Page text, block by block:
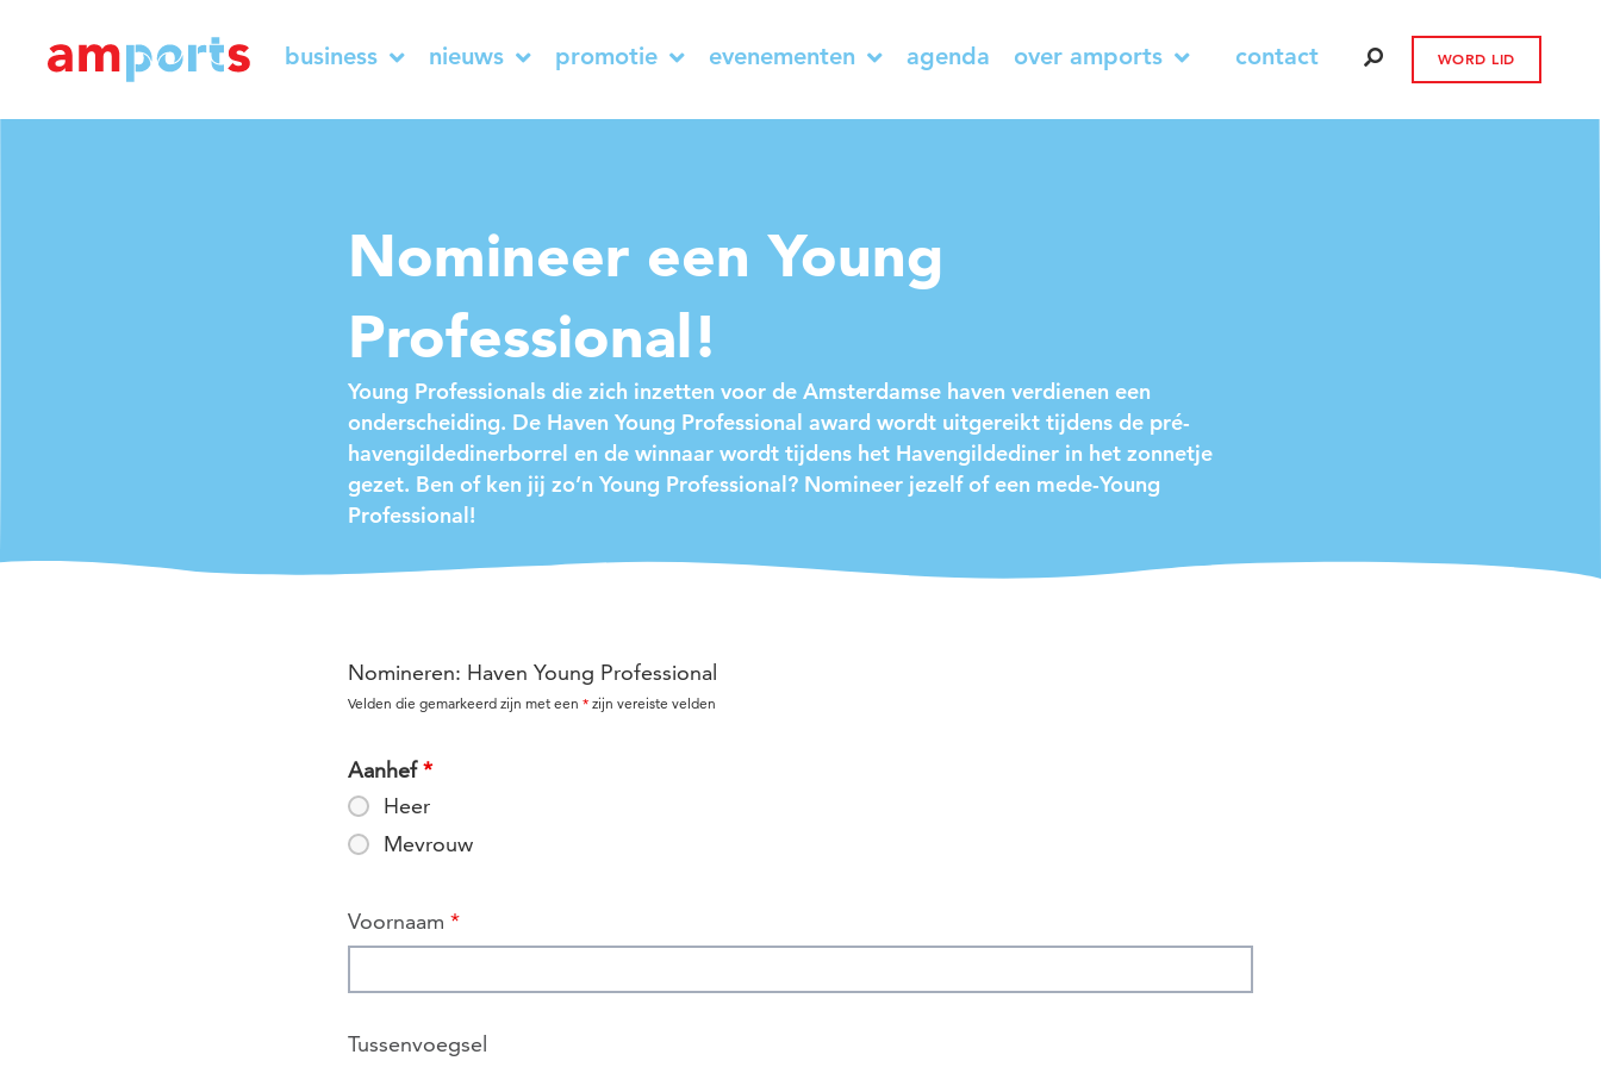
business nieuws promotie evenementen agenda over amports contact WORD LID
Nomineer een Young
Professional!
Young Professionals die zich inzetten voor de Amsterdamse haven verdienen een
onderscheiding. De Haven Young Professional award wordt uitgereikt tijdens de pré-
havengildedinerborrel en de winnaar wordt tijdens het Havengildediner in het zonnetje
gezet. Ben of ken jij zo’n Young Professional? Nomineer jezelf of een mede-Young
Professional!
Nomineren: Haven Young Professional
Velden die gemarkeerd zijn met een * zijn vereiste velden
Aanhef*
Heer
Mevrouw
Voornaam *
Tussenvoegsel